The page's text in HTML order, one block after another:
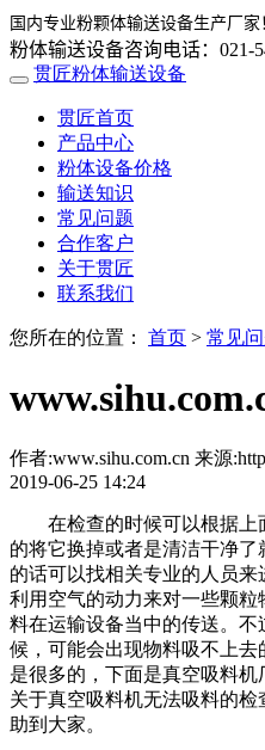
国内专业粉颗体输送设备生产厂家
粉体输送设备咨询电话：021-
贯匠粉体输送设备
贯匠首页
产品中心
粉体设备价格
输送知识
常见问题
合作客户
关于贯匠
联系我们
您所在的位置： 首页 > 常见
作者:www.sihu.com.cn 来源
2019-06-25 14:24
在检查的时候可以根据上
的将它换掉或者是清洁干净
的话可以找相关专业的人员来
利用空气的动力来对一些颗
料在运输设备当中的传送。
候，可能会出现物料吸不上
是很多的，下面是真空吸料
关于真空吸料机无法吸料的
助到大家。